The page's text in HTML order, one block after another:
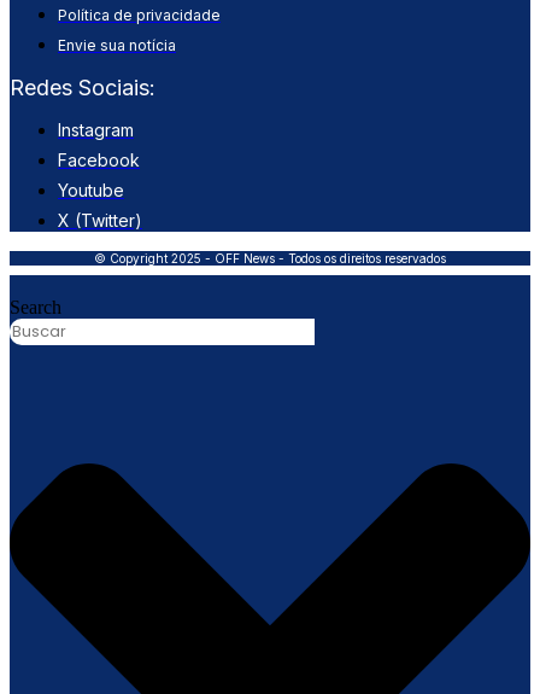
Política de privacidade
Envie sua notícia
Redes Sociais:
Instagram
Facebook
Youtube
X (Twitter)
© Copyright 2025 - OFF News - Todos os direitos reservados
Search